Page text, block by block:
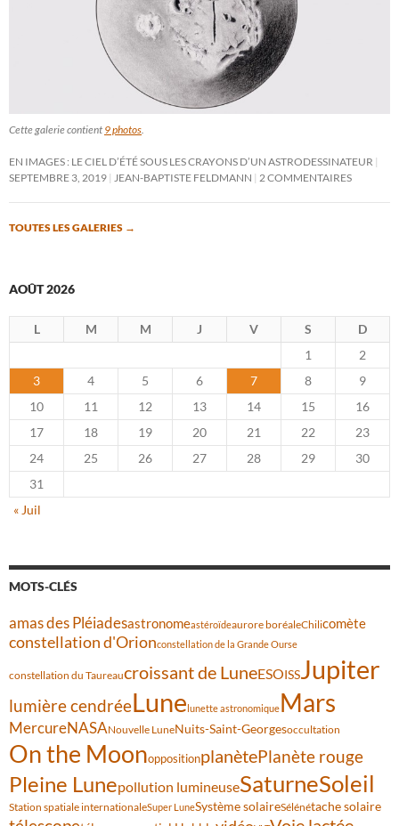
Cette galerie contient 9 photos
EN IMAGES : LE CIEL D’ÉTÉ SOUS LES CRAYONS D’UN ASTRODESSINATEUR
SEPTEMBRE 3, 2019
JEAN-BAPTISTE FELDMANN 2 COMMENTAIRES
TOUTES LES GALERIES →
AOÛT 2026
L M M J V S
D
1
2
3
4 5 6 7 8
9
10
11 12 13 14 15
16
17
18 19 20 21 22
23
24
25 26 27 28 29
30
31
« Juil
MOTS-CLÉS
amas des Pléiadesastronomeastéroïdeaurore boréaleChilicomète
constellation d'Orionconstellation de la Grande Ourse
constellation du Taureaucroissant de LuneESOISSJupiter
lumière cendréeLunelunette astronomiqueMars
MercureNASANouvelle LuneNuits-Saint-Georgesoccultation
On the MoonoppositionplanètePlanète rouge
Pleine Lunepollution lumineuseSaturneSoleil
Station spatiale internationaleSuper LuneSystème solaireSélénétache solaire